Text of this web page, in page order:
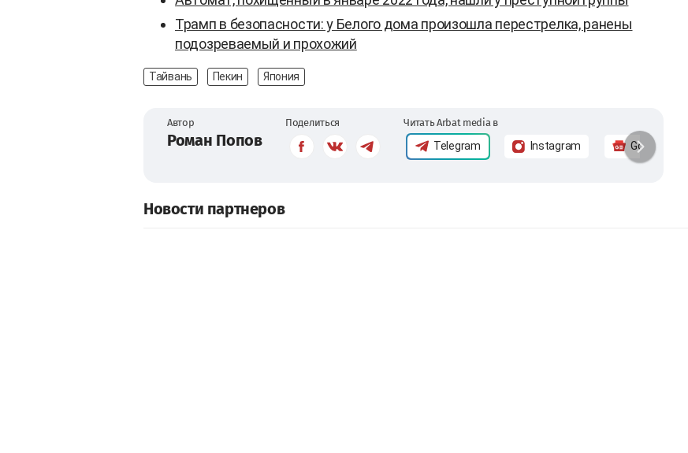
Трамп в безопасности: у Белого дома произошла перестрелка, ранены
подозреваемый и прохожий
Тайвань Пекин Япония
Автор
Роман Попов
Поделиться Читать Arbat media в
Telegram Instagram Google News
Новости партнеров